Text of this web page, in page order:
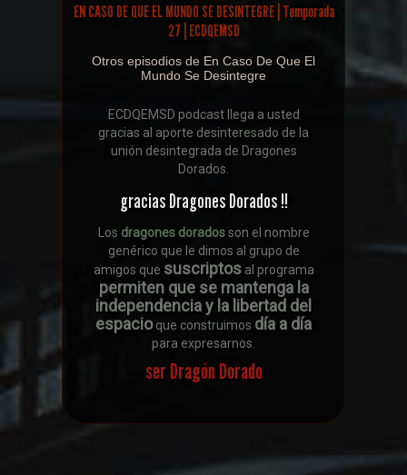
EN CASO DE QUE EL MUNDO SE DESINTEGRE | Temporada
27 | ECDQEMSD
Otros episodios de En Caso De Que El
Mundo Se Desintegre
ECDQEMSD podcast llega a usted
gracias al aporte desinteresado de la
unión desintegrada de Dragones
Dorados.
gracias Dragones Dorados !!
Los dragones doradosson el nombre
genérico que le dimos al grupo de
amigos que suscriptosal programa
permiten que se mantenga la
independencia y la libertad del
espacioque construimos día a día
para expresarnos.
ser Dragón Dorado